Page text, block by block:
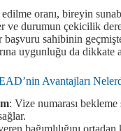
oranı, bireyin
ve durumun çekicilik
başvuru sahibinin
uygunluğu da dikkate
Avantajları
: Vize numarası bekleme